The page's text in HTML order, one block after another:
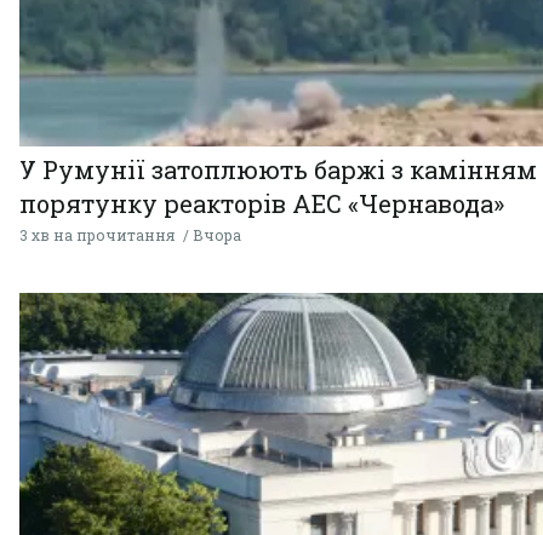
У Румунії затоплюють баржі з
порятунку реакторів АЕС «Чернавода»
3 хв на прочитання Вчора